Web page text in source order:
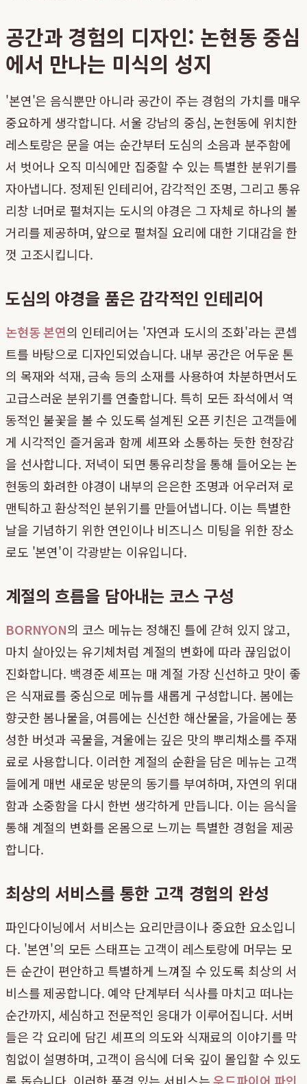
공간과 경험의 디자인: 논현동 중심
에서 만나는 미식의 성지
'본연'은 음식뿐만 아니라 공간이 주는 경험의 가치를 매우
중요하게 생각합니다. 서울 강남의 중심, 논현동에 위치한
레스토랑은 문을 여는 순간부터 도심의 소음과 분주함에
서 벗어나 오직 미식에만 집중할 수 있는 특별한 분위기를
자아냅니다. 정제된 인테리어, 감각적인 조명, 그리고 통유
리창 너머로 펼쳐지는 도시의 야경은 그 자체로 하나의 볼
거리를 제공하며, 앞으로 펼쳐질 요리에 대한 기대감을 한
껏 고조시킵니다.
도심의 야경을 품은 감각적인 인테리어
논현동 본연의 인테리어는 '자연과 도시의 조화'라는 콘셉
트를 바탕으로 디자인되었습니다. 내부 공간은 어두운 톤
의 목재와 석재, 금속 등의 소재를 사용하여 차분하면서도
고급스러운 분위기를 연출합니다. 특히 모든 좌석에서 역
동적인 불꽃을 볼 수 있도록 설계된 오픈 키친은 고객들에
게 시각적인 즐거움과 함께 셰프와 소통하는 듯한 현장감
을 선사합니다. 저녁이 되면 통유리창을 통해 들어오는 논
현동의 화려한 야경이 내부의 은은한 조명과 어우러져 로
맨틱하고 환상적인 분위기를 만들어냅니다. 이는 특별한
날을 기념하기 위한 연인이나 비즈니스 미팅을 위한 장소
로도 '본연'이 각광받는 이유입니다.
계절의 흐름을 담아내는 코스 구성
BORNYON의 코스 메뉴는 정해진 틀에 갇혀 있지 않고,
마치 살아있는 유기체처럼 계절의 변화에 따라 끊임없이
진화합니다. 백경준 셰프는 매 계절 가장 신선하고 맛이 좋
은 식재료를 중심으로 메뉴를 새롭게 구성합니다. 봄에는
향긋한 봄나물을, 여름에는 신선한 해산물을, 가을에는 풍
성한 버섯과 곡물을, 겨울에는 깊은 맛의 뿌리채소를 주재
료로 사용합니다. 이러한 계절의 순환을 담은 메뉴는 고객
들에게 매번 새로운 방문의 동기를 부여하며, 자연의 위대
함과 소중함을 다시 한번 생각하게 만듭니다. 이는 음식을
통해 계절의 변화를 온몸으로 느끼는 특별한 경험을 제공
합니다.
최상의 서비스를 통한 고객 경험의 완성
파인다이닝에서 서비스는 요리만큼이나 중요한 요소입니
다. '본연'의 모든 스태프는 고객이 레스토랑에 머무는 모
든 순간이 편안하고 특별하게 느껴질 수 있도록 최상의 서
비스를 제공합니다. 예약 단계부터 식사를 마치고 떠나는
순간까지, 세심하고 전문적인 응대가 이루어집니다. 서버
들은 각 요리에 담긴 셰프의 의도와 식재료의 이야기를 막
힘없이 설명하며, 고객이 음식에 더욱 깊이 몰입할 수 있도